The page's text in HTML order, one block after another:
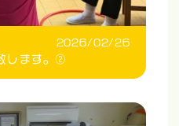
2026/02/26
します。②